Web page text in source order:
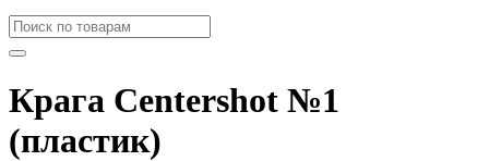
Крага Centershot №1
(пластик)